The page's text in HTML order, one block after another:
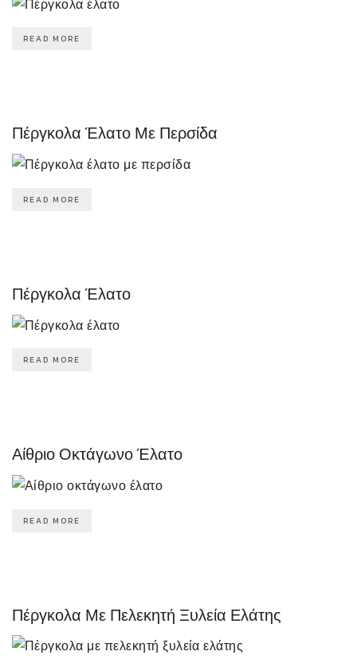
READ MORE
Πέργκολα Έλατο Με Περσίδα
READ MORE
Πέργκολα Έλατο
READ MORE
Αίθριο Οκτάγωνο Έλατο
READ MORE
Πέργκολα Με Πελεκητή Ξυλεία Ελάτης